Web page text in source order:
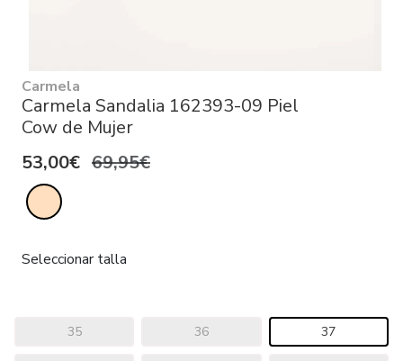
Carmela
Carmela Sandalia 162393-09 Piel
Cow de Mujer
53,00€ 69,95€
Seleccionar talla
35 36 37